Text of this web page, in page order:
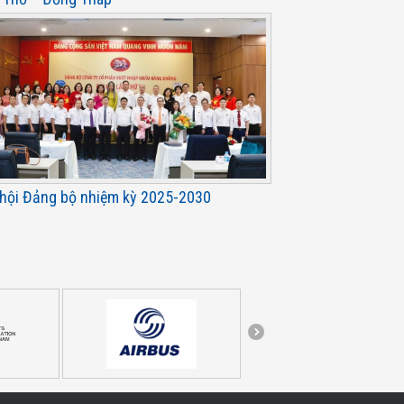
Đảng bộ nhiệm kỳ 2025-2030